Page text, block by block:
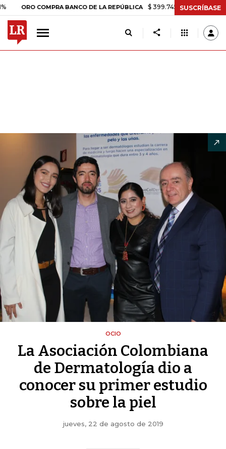
COMPRA BANCO DE LA REPÚBLICA $ 399.745,16 +$ 2.295,71 +0,58%
SUSCRÍBASE
OCIO
La Asociación Colombiana
de Dermatología dio a
conocer su primer estudio
sobre la piel
jueves, 22 de agosto de 2019